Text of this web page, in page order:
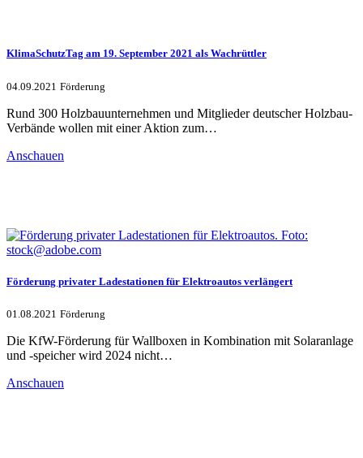
KlimaSchutzTag am 19. September 2021 als Wachrüttler
04.09.2021 Förderung
Rund 300 Holzbauunternehmen und Mitglieder deutscher Holzbau-
Verbände wollen mit einer Aktion zum…
Anschauen
Förderung privater Ladestationen für Elektroautos verlängert
01.08.2021 Förderung
Die KfW-Förderung für Wallboxen in Kombination mit Solaranlage
und -speicher wird 2024 nicht…
Anschauen